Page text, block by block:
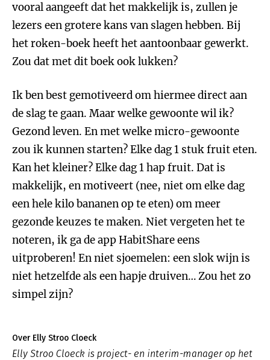
vooral aangeeft dat het makkelijk is, zullen je
lezers een grotere kans van slagen hebben. Bij
het roken-boek heeft het aantoonbaar gewerkt.
Zou dat met dit boek ook lukken?
Ik ben best gemotiveerd om hiermee direct aan
de slag te gaan. Maar welke gewoonte wil ik?
Gezond leven. En met welke micro-gewoonte
zou ik kunnen starten? Elke dag 1 stuk fruit eten.
Kan het kleiner? Elke dag 1 hap fruit. Dat is
makkelijk, en motiveert (nee, niet om elke dag
een hele kilo bananen op te eten) om meer
gezonde keuzes te maken. Niet vergeten het te
noteren, ik ga de app HabitShare eens
uitproberen! En niet sjoemelen: een slok wijn is
niet hetzelfde als een hapje druiven… Zou het zo
simpel zijn?
Over Elly Stroo Cloeck
Elly Stroo Cloeck is project- en interim-manager op het